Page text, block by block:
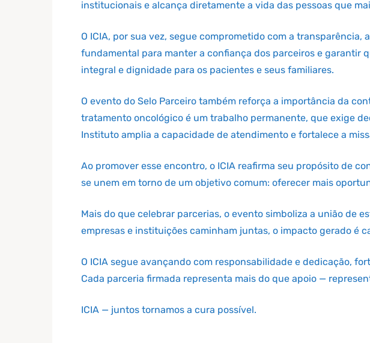
institucionais e alcança diretamente a vida das pessoas que
O ICIA, por sua vez, segue comprometido com a
fundamental para manter a confiança dos parceiros e garantir
integral e dignidade para os pacientes e seus familiares.
O evento do Selo Parceiro também reforça a importância da
tratamento oncológico é um trabalho permanente, que exige
Instituto amplia a capacidade de atendimento e fortalece a
Ao promover esse encontro, o ICIA reafirma seu propósito de
se unem em torno de um objetivo comum: oferecer mais
Mais do que celebrar parcerias, o evento simboliza a união de
empresas e instituições caminham juntas, o impacto gerado é
O ICIA segue avançando com responsabilidade e dedicação,
Cada parceria firmada representa mais do que apoio —
ICIA — juntos tornamos a cura possível.